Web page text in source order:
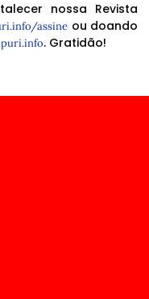
nossa Revista
assine ou doando
. Gratidão!